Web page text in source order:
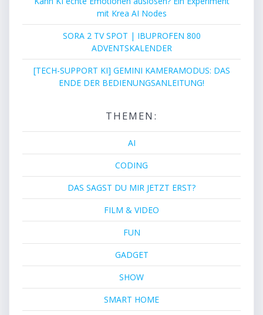
mit Krea AI Nodes
SORA 2 TV SPOT | IBUPROFEN 800
ADVENTSKALENDER
[TECH-SUPPORT KI] GEMINI KAMERAMODUS: DAS
ENDE DER BEDIENUNGSANLEITUNG!
THEMEN:
AI
CODING
DAS SAGST DU MIR JETZT ERST?
FILM & VIDEO
FUN
GADGET
SHOW
SMART HOME